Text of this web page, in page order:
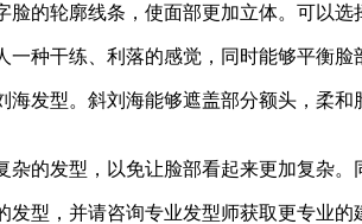
的轮廓线条，使面部更加立体。可以选
种干练、利落的感觉，同时能够平衡脸
海发型。斜刘海能够遮盖部分额头，柔
杂的发型，以免让脸部看起来更加复杂
型，并请咨询专业发型师获取更专业的